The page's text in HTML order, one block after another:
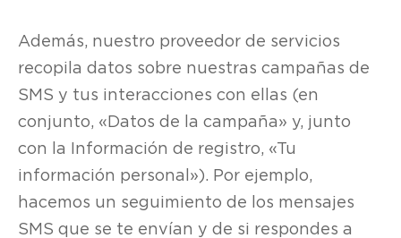
Además, nuestro proveedor de servicios
recopila datos sobre nuestras campañas de
SMS y tus interacciones con ellas (en
conjunto, «Datos de la campaña» y, junto
con la Información de registro, «Tu
información personal»). Por ejemplo,
hacemos un seguimiento de los mensajes
SMS que se te envían y de si respondes a